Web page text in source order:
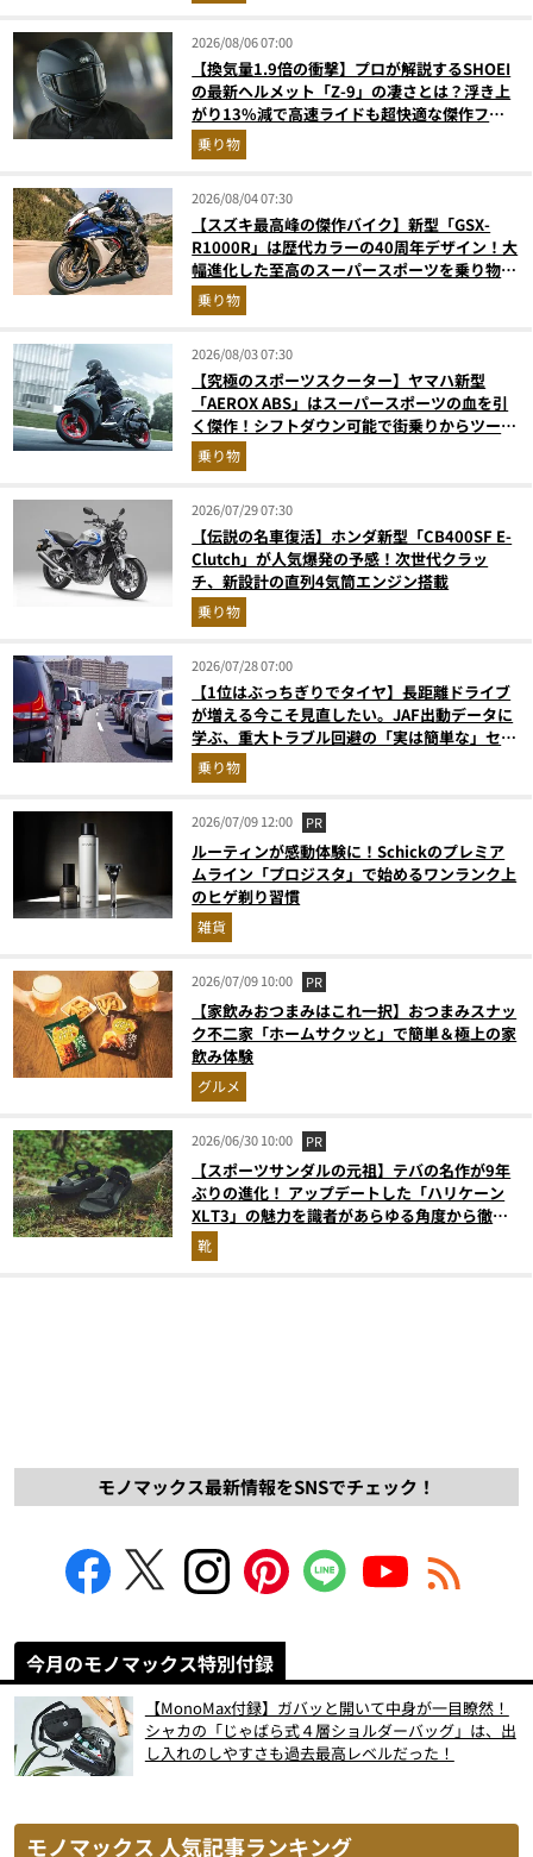
2026/08/06 07:00
【換気量1.9倍の衝撃】プロが解説するSHOEI
の最新ヘルメット「Z-9」の凄さとは？浮き上
がり13%減で高速ライドも超快適な傑作フル
フェイス
乗り物
2026/08/04 07:30
【スズキ最高峰の傑作バイク】新型「GSX-
R1000R」は歴代カラーの40周年デザイン！大
幅進化した至高のスーパースポーツを乗り物ラ
イターが解説
乗り物
2026/08/03 07:30
【究極のスポーツスクーター】ヤマハ新型
「AEROX ABS」はスーパースポーツの血を引
く傑作！シフトダウン可能で街乗りからツーリ
ングまで最強
乗り物
2026/07/29 07:30
【伝説の名車復活】ホンダ新型「CB400SF E-
Clutch」が人気爆発の予感！次世代クラッ
チ、新設計の直列4気筒エンジン搭載
乗り物
2026/07/28 07:00
【1位はぶっちぎりでタイヤ】長距離ドライブ
が増える今こそ見直したい。JAF出動データに
学ぶ、重大トラブル回避の「実は簡単な」セル
フメンテ術
乗り物
2026/07/09 12:00 PR
ルーティンが感動体験に！Schickのプレミア
ムライン「プロジスタ」で始めるワンランク上
のヒゲ剃り習慣
雑貨
2026/07/09 10:00 PR
【家飲みおつまみはこれ一択】おつまみスナッ
ク不二家「ホームサクッと」で簡単＆極上の家
飲み体験
グルメ
2026/06/30 10:00 PR
【スポーツサンダルの元祖】テバの名作が9年
ぶりの進化！ アップデートした「ハリケーン
XLT3」の魅力を識者があらゆる角度から徹底
解説！
靴
モノマックス最新情報をSNSでチェック！
今月のモノマックス特別付録
【MonoMax付録】ガバッと開いて中身が一目瞭然！
シャカの「じゃばら式４層ショルダーバッグ」は、出
し入れのしやすさも過去最高レベルだった！
モノマックス 人気記事ランキング